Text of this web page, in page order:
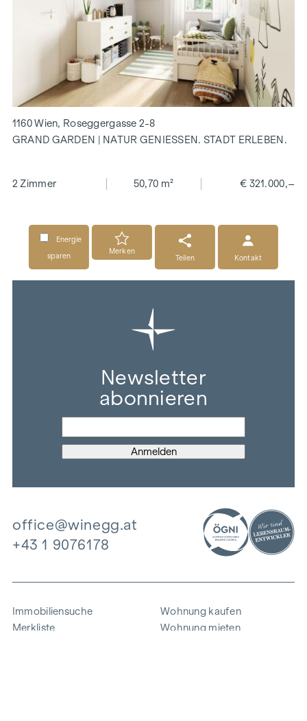
1160 Wien, Roseggergasse 2-8
GRAND GARDEN | NATUR GENIESSEN. STADT ERLEBEN.
2 Zimmer 50,70 m² € 321.000,–
Energie
sparen
Merken
Teilen
Kontakt
Newsletter
abonnieren
office@winegg.at
+43 1 9076178
Immobiliensuche
Merkliste
Wohnung kaufen
Wohnung mieten